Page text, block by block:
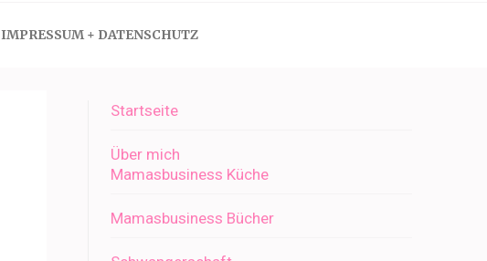
IMPRESSUM + DATENSCHUTZ
Startseite
Über mich
Mamasbusiness Küche
Mamasbusiness Bücher